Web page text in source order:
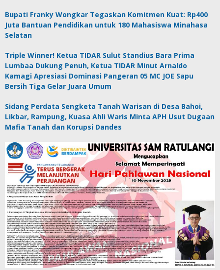
Bupati Franky Wongkar Tegaskan Komitmen Kuat: Rp400
Juta Bantuan Pendidikan untuk 180 Mahasiswa Minahasa
Selatan
Triple Winner! Ketua TIDAR Sulut Standius Bara Prima
Lumbaa Dukung Penuh, Ketua TIDAR Minut Arnaldo
Kamagi Apresiasi Dominasi Pangeran 05 MC JOE Sapu
Bersih Tiga Gelar Juara Umum
Sidang Perdata Sengketa Tanah Warisan di Desa Bahoi,
Likbar, Rampung, Kuasa Ahli Waris Minta APH Usut Dugaan
Mafia Tanah dan Korupsi Dandes